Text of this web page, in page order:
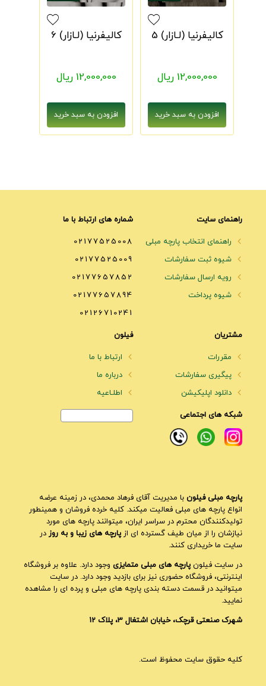
کالیفرنیا (لـازار) 5
12,000,000 ریال
کالیفرنیا (لـازار) 6
12,000,000 ریال
راهنمای سایت
راهنمای انتخاب پارچه مبلی
شیوه ثبت سفارشات
رویه ارسال سفارشات
شیوه پرداخت
شماره های ارتباط با ما
02177525008
02177525009
02177657852
02177657894
02126710241
مشتریان
مقررات
پیگیری سفارشات
دانلود اپلیکیشن
فیلون
ارتباط با ما
درباره ما
اطلـاعیه
شبکه های اجتماعی
پارچه مبلی فیلون با مدیریت آقای فرهاد محمدی، در زمینه عرضه
انواع پارچه های مبلی فعالیت میکند. کلیه خرده فروشان و همینطور
تولیدکنندگان محترم در سراسر ایران، میتوانند پارچه های مورد
نیازشان را از میان طیف گسترده ای ازپارچه های زیبا و به روز در
سایت ما خریداری کنند.
در سایت فیلونپارچه های مبلی متمایزی وجود دارد. علاوه بر فروشگاه
اینترنتی، فروشگاه حضوری نیز برای بازدید وجود دارد. در سایت
میتوانید در قسمت دسته بندی پارچه های مبلی و پرده ای را مشاهده
نمایید.
شهرک صنعتی قرچک، خیابان اشتغال 3، پلاک 12
کلیه حقوق سایت محفوظ است.